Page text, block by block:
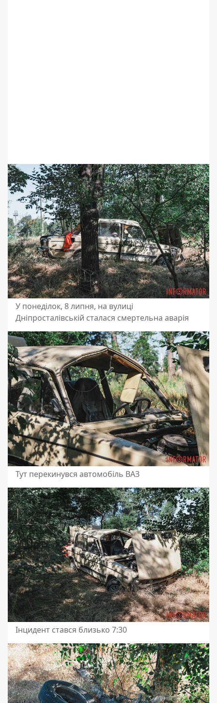
У понеділок, 8 липня, на вулиці
Дніпросталівській сталася смертельна аварія
Тут перекинувся автомобіль ВАЗ
Інцидент стався близько 7:30